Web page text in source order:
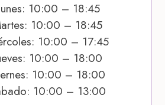
10:00 – 18:45
10:00 – 18:45
10:00 – 17:45
10:00 – 18:00
10:00 – 18:00
10:00 – 13:00